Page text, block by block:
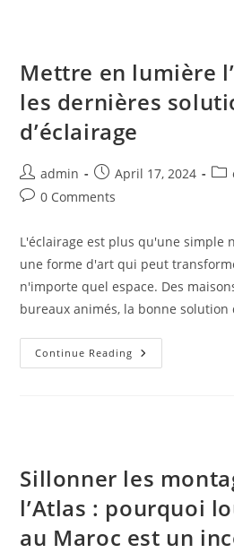
Mettre en lumière
les dernières
d’éclairage
Post
author:
admin
Post
published:
April 17, 2024
Post0 Comments
L'éclairage est plus qu'une simple
une forme d'art qui peut
n'importe quel espace. Des
bureaux animés, la bonne solution
Continue Reading Mettre
En
Sillonner les
l’Atlas : pourquoi
au Maroc est un